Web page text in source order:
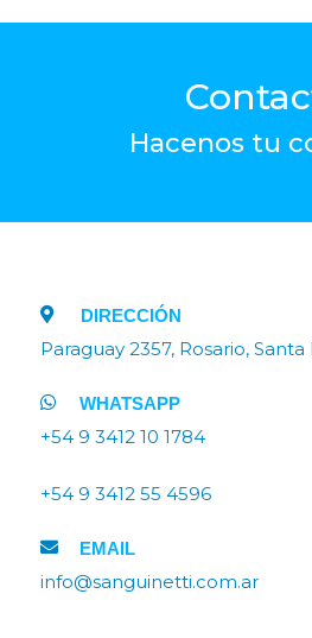
Hacenos tu
DIRECCIÓN
Paraguay 2357, Rosario,
WHATSAPP
+54 9 3412 10 1784
+54 9 3412 55 4596
EMAIL
info@sanguinetti.com.ar